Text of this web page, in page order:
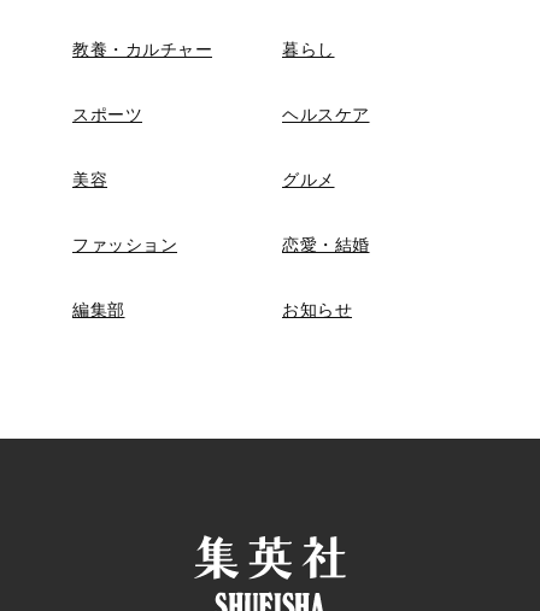
教養・カルチャー 暮らし
スポーツ ヘルスケア
美容 グルメ
ファッション 恋愛・結婚
編集部 お知らせ